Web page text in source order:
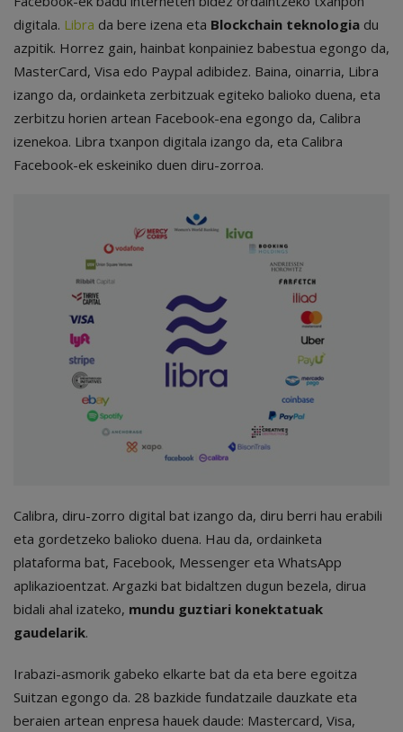
digitala. Libra da bere izena eta Blockchain teknologia du
azpitik. Horrez gain, hainbat konpainiez babestua egongo da,
MasterCard, Visa edo Paypal adibidez. Baina, oinarria, Libra
izango da, ordainketa zerbitzuak egiteko balioko duena, eta
zerbitzu horien artean Facebook-ena egongo da, Calibra
izenekoa. Libra txanpon digitala izango da, eta Calibra
Facebook-ek eskeiniko duen diru-zorroa.
Calibra, diru-zorro digital bat izango da, diru berri hau erabili
eta gordetzeko balioko duena. Hau da, ordainketa
plataforma bat, Facebook, Messenger eta WhatsApp
aplikazioentzat. Argazki bat bidaltzen dugun bezela, dirua
bidali ahal izateko, mundu guztiari konektatuak
gaudelarik.
Irabazi-asmorik gabeko elkarte bat da eta bere egoitza
Suitzan egongo da. 28 bazkide fundatzaile dauzkate eta
beraien artean enpresa hauek daude: Mastercard, Visa,